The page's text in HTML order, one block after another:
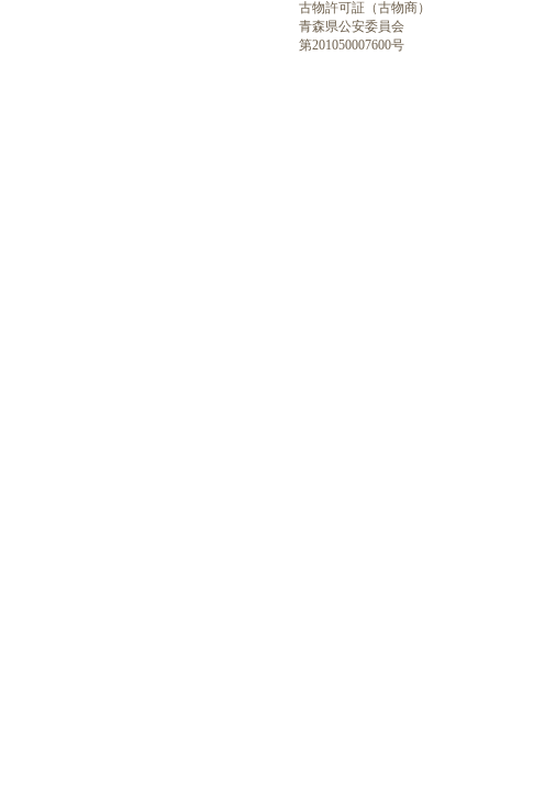
古物許可証（古物商）
青森県公安委員会
第201050007600号